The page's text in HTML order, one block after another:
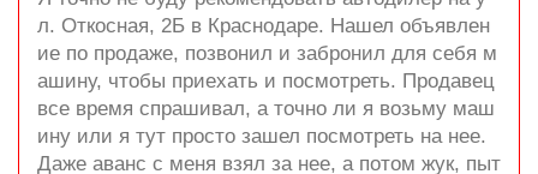
л. Откосная, 2Б в Краснодаре. Нашел объявлен
ие по продаже, позвонил и забронил для себя м
ашину, чтобы приехать и посмотреть. Продавец
все время спрашивал, а точно ли я возьму маш
ину или я тут просто зашел посмотреть на нее.
Даже аванс с меня взял за нее, а потом жук, пыт